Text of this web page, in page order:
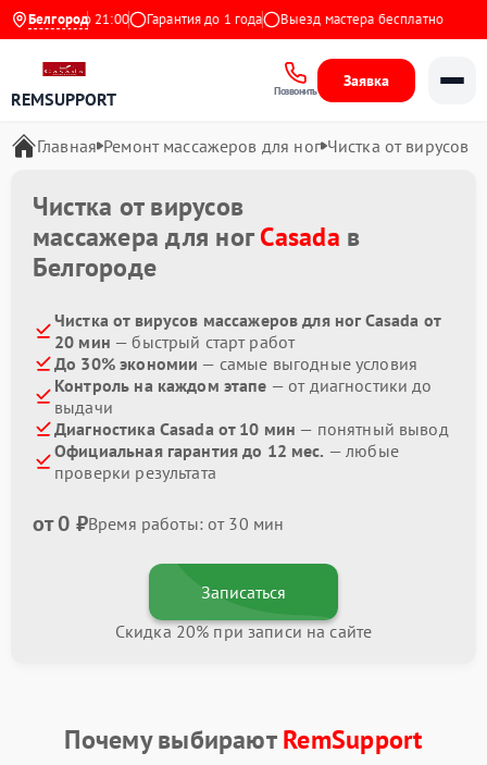
Белгород
с 9:00 до 21:00 Гарантия до 1 года Выезд мастера бесплатно
REMSUPPORT Позвонить
Заявка
Главная Ремонт массажеров для ног Чистка от вирусов
Чистка от вирусов
массажера для ногCasada в
Белгороде
Чистка от вирусов массажеров для ног Casada от
20 мин — быстрый старт работ
До 30% экономии — самые выгодные условия
Контроль на каждом этапе — от диагностики до
выдачи
Диагностика Casada от 10 мин — понятный вывод
Официальная гарантия до 12 мес. — любые
проверки результата
от 0 ₽Время работы: от 30 мин
Записаться
Скидка 20% при записи на сайте
Почему выбираютRemSupport